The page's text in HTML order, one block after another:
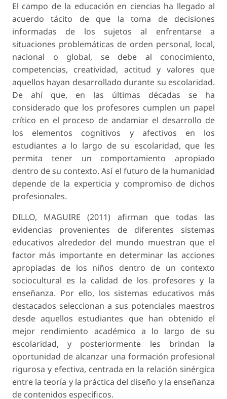
El campo de la educación en ciencias ha llegado al
acuerdo tácito de que la toma de decisiones
informadas de los sujetos al enfrentarse a
situaciones problemáticas de orden personal, local,
nacional o global, se debe al conocimiento,
competencias, creatividad, actitud y valores que
aquellos hayan desarrollado durante su escolaridad.
De ahí que, en las últimas décadas se ha
considerado que los profesores cumplen un papel
crítico en el proceso de andamiar el desarrollo de
los elementos cognitivos y afectivos en los
estudiantes a lo largo de su escolaridad, que les
permita tener un comportamiento apropiado
dentro de su contexto. Así el futuro de la humanidad
depende de la experticia y compromiso de dichos
profesionales.
DILLO, MAGUIRE (2011) afirman que todas las
evidencias provenientes de diferentes sistemas
educativos alrededor del mundo muestran que el
factor más importante en determinar las acciones
apropiadas de los niños dentro de un contexto
sociocultural es la calidad de los profesores y la
enseñanza. Por ello, los sistemas educativos más
destacados seleccionan a sus potenciales maestros
desde aquellos estudiantes que han obtenido el
mejor rendimiento académico a lo largo de su
escolaridad, y posteriormente les brindan la
oportunidad de alcanzar una formación profesional
rigurosa y efectiva, centrada en la relación sinérgica
entre la teoría y la práctica del diseño y la enseñanza
de contenidos específicos.